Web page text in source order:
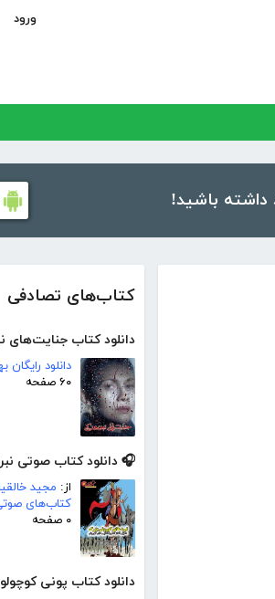
ورود
کتاب‌های تصادفی
دانلود کتاب جنایت‌های
دانلود
۶۰ صفحه
🎧 دانلود کتاب صوتی
از: مجید
کتاب‌های
۰ صفحه
دانلود کتاب پونی